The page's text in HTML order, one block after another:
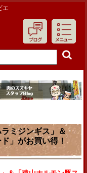
エ
ミジンギス」＆
」がお買い得！